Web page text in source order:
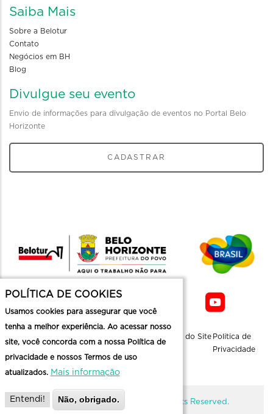
Saiba Mais
Sobre a Belotur
Contato
Negócios em BH
Blog
Divulgue seu evento
Envio de informações para divulgação de eventos no Portal Belo
Horizonte
CADASTRAR
Mapa do Site Politica de
Privacidade
@ Copyright Belotur 2026. All Rights Reserved.
POLÍTICA DE COOKIES
Usamos cookies para assegurar que você
tenha a melhor experiência. Ao acessar nosso
site, você concorda com a nossa Política de
privacidade e nossos Termos de uso
atualizados. Mais informação
Entendi! Não, obrigado.